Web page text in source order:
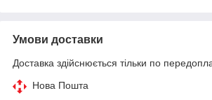
Умови доставки
Доставка здійснюється тільки по
Нова Пошта